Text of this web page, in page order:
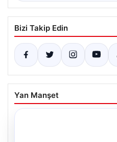
Bizi Takip Edin
Yan Manşet